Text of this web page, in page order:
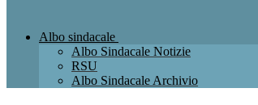
Albo sindacale
Albo Sindacale Notizie
RSU
Albo Sindacale Archivio